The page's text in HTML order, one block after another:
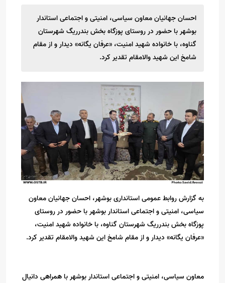
احسان جهانیان معاون سیاسی، امنیتی و اجتماعی استاندار
بوشهر با حضور در روستای پوزگاه بخش بندرریگ شهرستان
گناوه، با خانواده شهید امنیت، «عرفان یگانه» دیدار و از مقام
شامخ این شهید والامقام تقدیر کرد.
به گزارش روابط عمومی استانداری بوشهر، احسان جهانیان معاون
سیاسی، امنیتی و اجتماعی استاندار بوشهر با حضور در روستای
پوزگاه بخش بندرریگ شهرستان گناوه، با خانواده شهید امنیت،
«عرفان یگانه» دیدار و از مقام شامخ این شهید والامقام تقدیر کرد.
معاون سیاسی، امنیتی و اجتماعی استاندار بوشهر با همراهی دانیال